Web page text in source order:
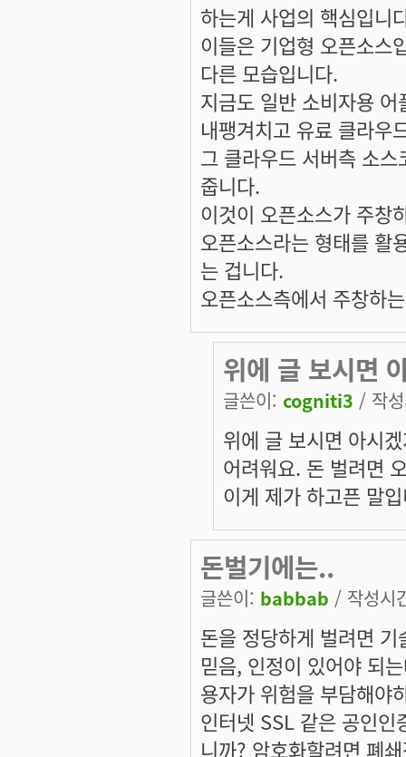
하는게 사업의 핵심입니
이들은 기업형 오픈소스
다른 모습입니다.
지금도 일반 소비자용
내팽겨치고 유료 클라우
그 클라우드 서버측 소
줍니다.
이것이 오픈소스가 주창
오픈소스라는 형태를 활
는 겁니다.
오픈소스측에서 주창하
위에 글 보시면
글쓴이: cogniti3 / 작
위에 글 보시면 아시
어려워요. 돈 벌려면
이게 제가 하고픈 말
돈벌기에는..
글쓴이: babbab / 작성시
돈을 정당하게 벌려면
믿음, 인정이 있어야 되
용자가 위험을 부담해야
인터넷 SSL 같은 공인
니까? 암호화할려면 폐